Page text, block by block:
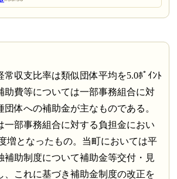
常収支比率は類似団体平均を5.0ﾎﾟｲﾝﾄ
助費等については一部事務組合に対
体への補助金が主なものである。
一部事務組合に対する負担金におい
増となったもの。当町においては平
補助制度について補助金等交付・見
、これに基づき補助金制度の改正を